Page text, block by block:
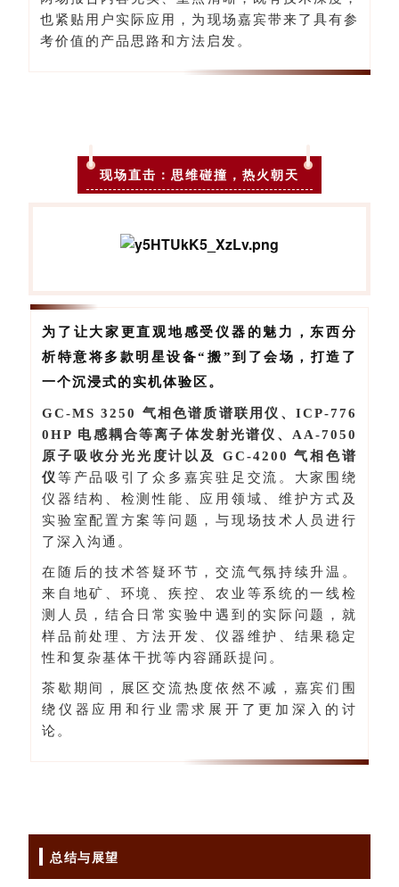
也紧贴用户实际应用，为现场嘉宾带来了具有参
考价值的产品思路和方法启发。
现场直击：思维碰撞，热火朝天
为了让大家更直观地感受仪器的魅力，东西分
析特意将多款明星设备“搬”到了会场，打造了
一个沉浸式的实机体验区。
GC-MS 3250 气相色谱质谱联用仪、ICP-776
0HP 电感耦合等离子体发射光谱仪、AA-7050
原子吸收分光光度计以及 GC-4200 气相色谱
仪 等产品吸引了众多嘉宾驻足交流。大家围绕
仪器结构、检测性能、应用领域、维护方式及
实验室配置方案等问题，与现场技术人员进行
了深入沟通。
在随后的技术答疑环节，交流气氛持续升温。
来自地矿、环境、疾控、农业等系统的一线检
测人员，结合日常实验中遇到的实际问题，就
样品前处理、方法开发、仪器维护、结果稳定
性和复杂基体干扰等内容踊跃提问。
茶歇期间，展区交流热度依然不减，嘉宾们围
绕仪器应用和行业需求展开了更加深入的讨
论。
总结与展望